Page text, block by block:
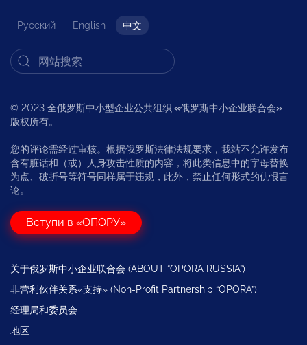
Русский English 中文
© 2023 全俄罗斯中小型企业公共组织 «俄罗斯中小企业联合会»
版权所有。
您的评论需经过审核。根据俄罗斯法律法规要求，我站不允许发布
含有脏话和（或）人身攻击性质的内容，将此类信息中的字母替换
为点、破折号等符号同样属于违规，此外，禁止任何形式的仇恨言
论。
Вступи в «ОПОРУ»
关于俄罗斯中小企业联合会 (ABOUT “OPORA RUSSIA”)
非营利伙伴关系«支持» (Non-Profit Partnership “OPORA”)
经理局和委员会
地区